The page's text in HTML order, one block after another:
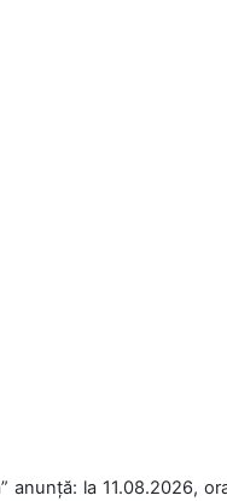
anunță: la 11.08.2026,